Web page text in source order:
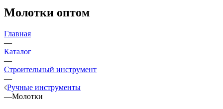
Молотки оптом
Главная
—
Каталог
—
Строительный инструмент
—
Ручные инструменты
—Молотки